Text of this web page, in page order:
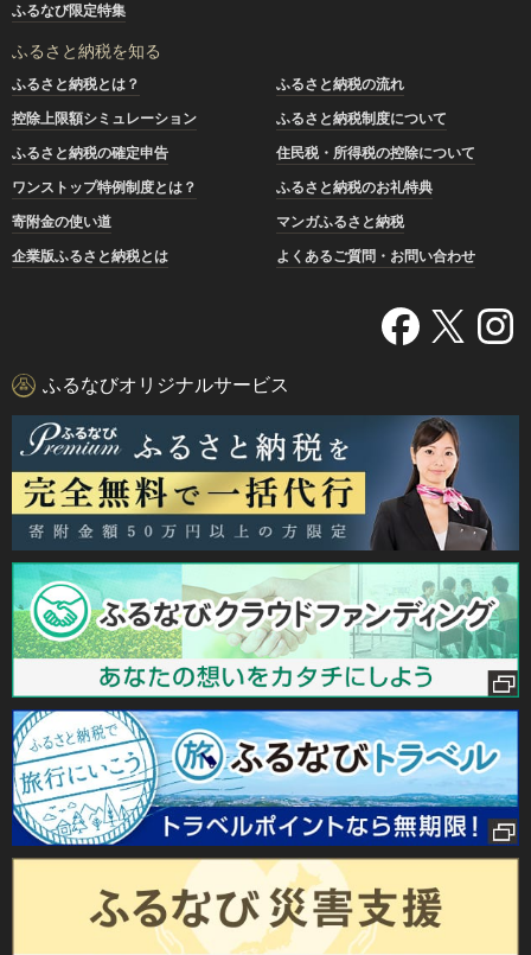
ふるなび限定特集
ふるさと納税を知る
ふるさと納税とは？
ふるさと納税の流れ
控除上限額シミュレーション
ふるさと納税制度について
ふるさと納税の確定申告
住民税・所得税の控除について
ワンストップ特例制度とは？
ふるさと納税のお礼特典
寄附金の使い道
マンガふるさと納税
企業版ふるさと納税とは
よくあるご質問・お問い合わせ
ふるなびオリジナルサービス